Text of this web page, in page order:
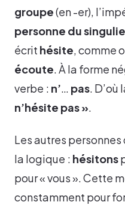
groupe(en -er),
personne du
écrit hésite, comme
écoute. À la forme
verbe : n’… pas. D’où
n’hésite pas ».
Les autres
la logique : hésitons
pour « vous ». Cette
constamment pour